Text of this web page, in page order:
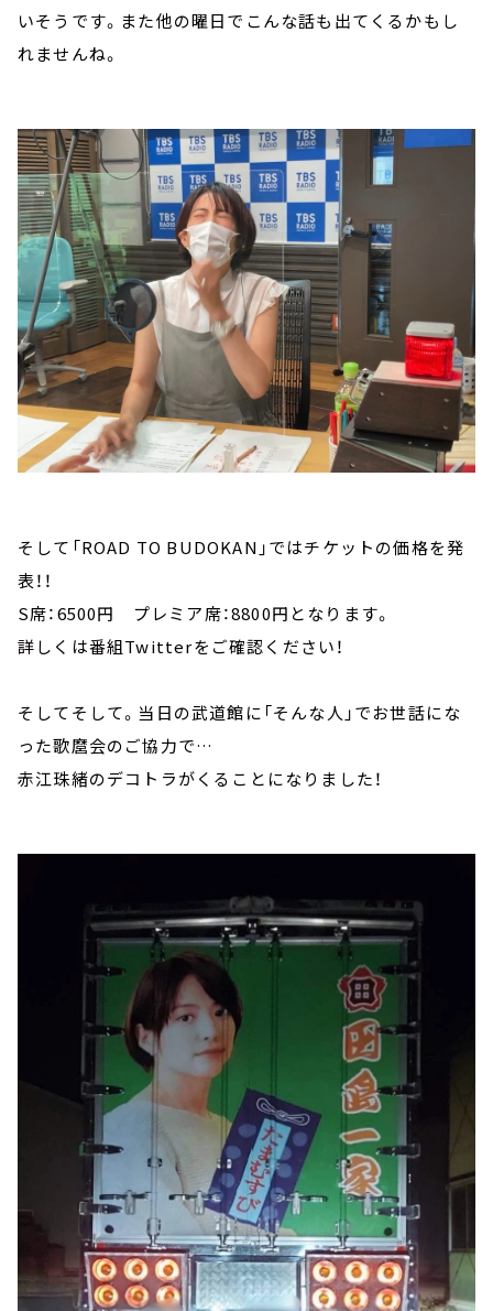
いそうです。また他の曜日でこんな話も出てくるかもし
れませんね。
そして「ROAD TO BUDOKAN」ではチケットの価格を発
表！！
S席：6500円 プレミア席：8800円となります。
詳しくは番組Twitterをご確認ください！
そしてそして。当日の武道館に「そんな人」でお世話にな
った歌麿会のご協力で…
赤江珠緒のデコトラがくることになりました！